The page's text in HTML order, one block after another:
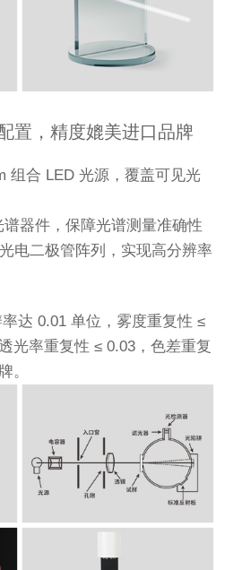
置，精度媲美进口品牌
组合 LED 光源，覆盖可见光
器件，保障光谱测量准确性
电二极管阵列，实现高分辨率
达 0.01 单位，雾度重复性 ≤
光率重复性 ≤ 0.03，色差重复
。